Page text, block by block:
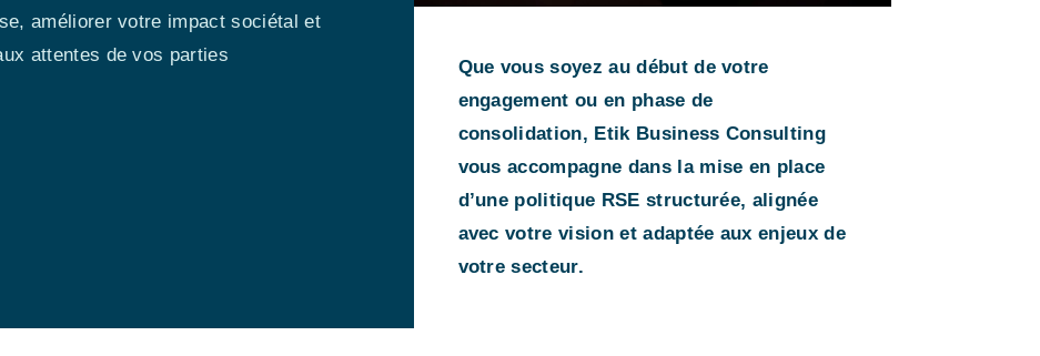
améliorer votre impact sociétal et
attentes de vos parties
Que vous soyez au début de votre
engagement ou en phase de
consolidation, Etik Business Consulting
vous accompagne dans la mise en place
d’une politique RSE structurée, alignée
avec votre vision et adaptée aux enjeux de
votre secteur.